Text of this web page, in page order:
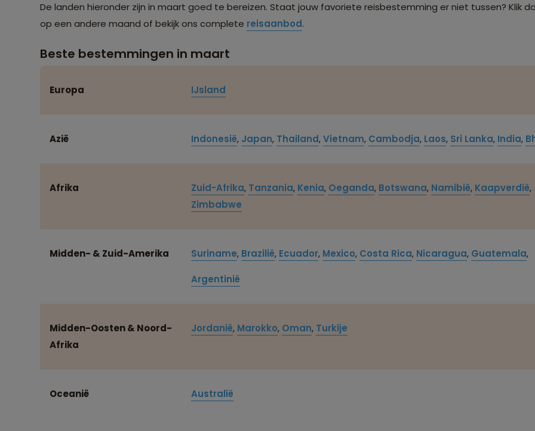
De landen hieronder zijn in maart goed te bereizen. Staat jouw favoriete reisbestemming er niet tussen? Klik
op een andere maand of bekijk ons complete reisaanbod.
Beste bestemmingen in maart
Europa IJsland
Azië Indonesië, Japan, Thailand,Vietnam, Cambodja, Laos, Sri Lanka, India,
Afrika Zuid-Afrika, Tanzania, Kenia, Oeganda, Botswana, Namibië, Kaapverdië,
Zimbabwe
Midden- & Zuid-Amerika Suriname, Brazilië, Ecuador, Mexico, Costa Rica, Nicaragua, Guatemala,
Argentinië
Midden-Oosten & Noord-
Afrika
Jordanië, Marokko, Oman, Turkije
Oceanië Australië